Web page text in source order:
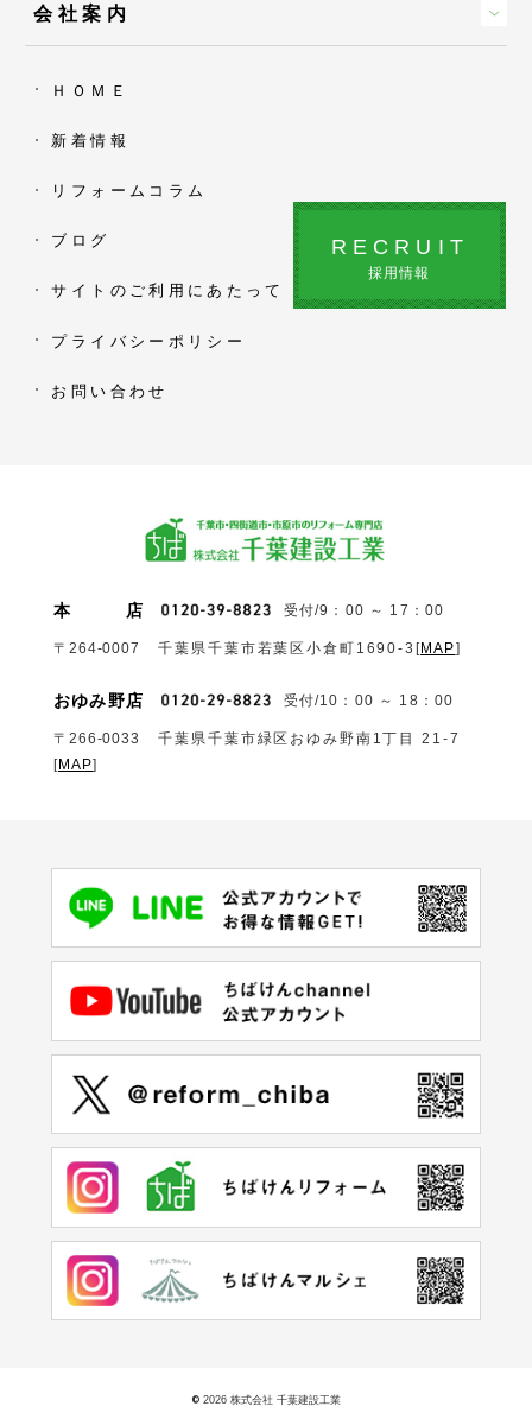
会社案内
ＨＯＭＥ
新着情報
リフォームコラム
ブログ
サイトのご利用にあたって
プライバシーポリシー
お問い合わせ
RECRUIT
採用情報
本 店 受付/9：00 ～ 17：00
〒264-0007 千葉県千葉市若葉区小倉町1690‐3 [MAP]
おゆみ野店 受付/10：00 ～ 18：00
〒266-0033
千葉県千葉市緑区おゆみ野南1丁目 21-7
[MAP]
© 2026 株式会社 千葉建設工業